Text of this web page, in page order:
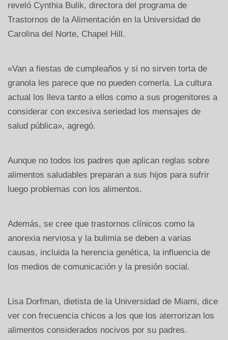
reveló Cynthia Bulik, directora del programa de
Trastornos de la Alimentación en la Universidad de
Carolina del Norte, Chapel Hill.
«Van a fiestas de cumpleaños y si no sirven torta de
granola les parece que no pueden comerla. La cultura
actual los lleva tanto a ellos como a sus progenitores a
considerar con excesiva seriedad los mensajes de
salud pública», agregó.
Aunque no todos los padres que aplican reglas sobre
alimentos saludables preparan a sus hijos para sufrir
luego problemas con los alimentos.
Además, se cree que trastornos clínicos como la
anorexia nerviosa y la bulimia se deben a varias
causas, incluida la herencia genética, la influencia de
los medios de comunicación y la presión social.
Lisa Dorfman, dietista de la Universidad de Miami, dice
ver con frecuencia chicos a los que los aterrorizan los
alimentos considerados nocivos por su padres.